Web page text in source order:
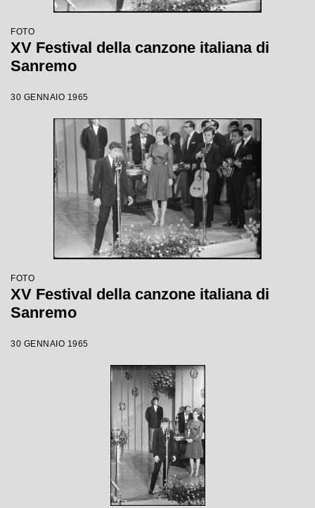
FOTO
XV Festival della canzone italiana di
Sanremo
30 GENNAIO 1965
FOTO
XV Festival della canzone italiana di
Sanremo
30 GENNAIO 1965